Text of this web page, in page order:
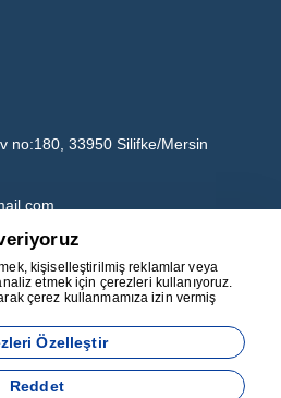
no:180, 33950 Silifke/Mersin
kişiselleştirilmiş reklamlar veya
etmek için çerezleri kullanıyoruz.
çerez kullanmamıza izin vermiş
Özelleştir
Reddet